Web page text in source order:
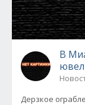
В
Дерзкое